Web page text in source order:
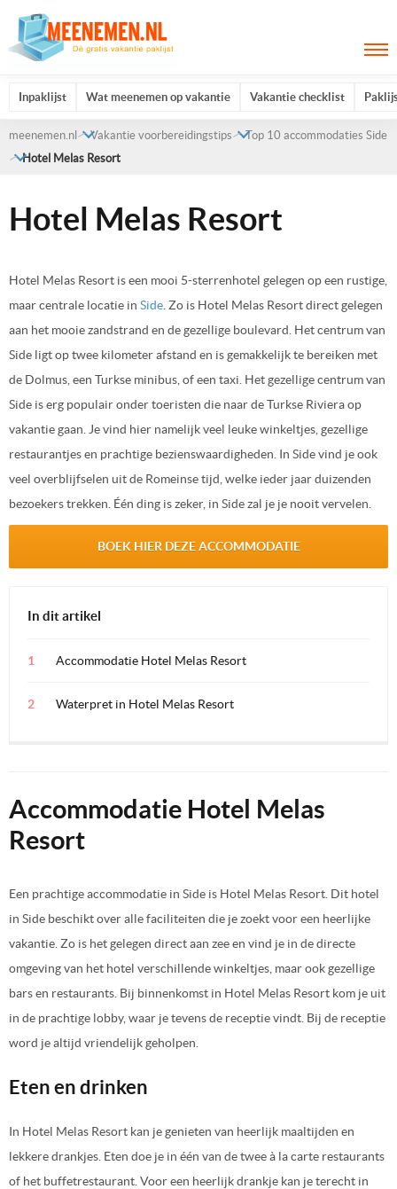
Inpaklijst Wat meenemen op vakantie Vakantie checklist
meenemen.nl Vakantie voorbereidingstips
Top 10 accommodaties Side
Hotel Melas Resort
Hotel Melas Resort
Hotel Melas Resort is een mooi 5-sterrenhotel gelegen op een rustige,
maar centrale locatie in Side . Zo is Hotel Melas Resort direct gelegen
aan het mooie zandstrand en de gezellige boulevard. Het centrum van
Side ligt op twee kilometer afstand en is gemakkelijk te bereiken met
de Dolmus, een Turkse minibus, of een taxi. Het gezellige centrum van
Side is erg populair onder toeristen die naar de Turkse Riviera op
vakantie gaan. Je vind hier namelijk veel leuke winkeltjes, gezellige
restaurantjes en prachtige bezienswaardigheden. In Side vind je ook
veel overblijfselen uit de Romeinse tijd, welke ieder jaar duizenden
bezoekers trekken. Één ding is zeker, in Side zal je je nooit vervelen.
BOEK HIER DEZE ACCOMMODATIE
In dit artikel
Accommodatie Hotel Melas Resort
Waterpret in Hotel Melas Resort
Accommodatie Hotel Melas
Resort
Een prachtige accommodatie in Side is Hotel Melas Resort. Dit hotel
in Side beschikt over alle faciliteiten die je zoekt voor een heerlijke
vakantie. Zo is het gelegen direct aan zee en vind je in de directe
omgeving van het hotel verschillende winkeltjes, maar ook gezellige
bars en restaurants. Bij binnenkomst in Hotel Melas Resort kom je uit
in de prachtige lobby, waar je tevens de receptie vindt. Bij de receptie
word je altijd vriendelijk geholpen.
Eten en drinken
In Hotel Melas Resort kan je genieten van heerlijk maaltijden en
lekkere drankjes. Eten doe je in één van de twee à la carte restaurants
of het buffetrestaurant. Voor een heerlijk drankje kan je terecht in